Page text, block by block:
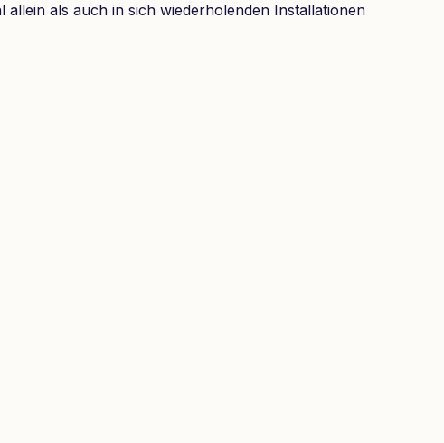
als auch in sich wiederholenden Installationen